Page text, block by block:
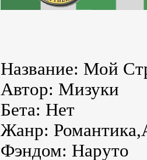
Название: Мой
Автор: Мизуки
Бета: Нет
Жанр:
Фэндом: Наруто